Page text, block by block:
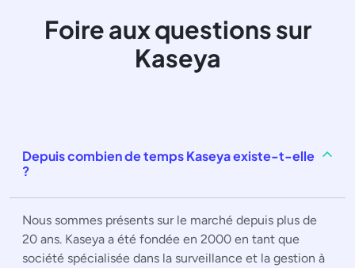
Foire aux questions sur
Kaseya
Depuis combien de temps Kaseya existe-t-elle
?
Nous sommes présents sur le marché depuis plus de
20 ans. Kaseya a été fondée en 2000 en tant que
société spécialisée dans la surveillance et la gestion à